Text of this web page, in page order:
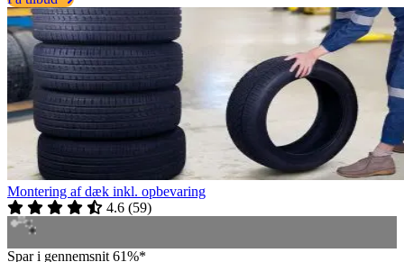
Montering af dæk inkl. opbevaring
4.6 (59)
Spar i gennemsnit 61%*